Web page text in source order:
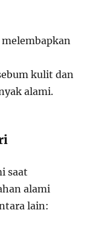
kulit dan
alami.
saat
alami
lain: